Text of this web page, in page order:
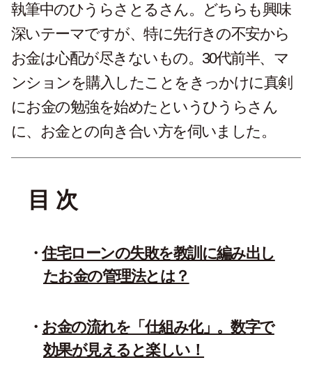
執筆中のひうらさとるさん。どちらも興味
深いテーマですが、特に先行きの不安から
お金は心配が尽きないもの。30代前半、マ
ンションを購入したことをきっかけに真剣
にお金の勉強を始めたというひうらさん
に、お金との向き合い方を伺いました。
目 次
住宅ローンの失敗を教訓に編み出し
たお金の管理法とは？
お金の流れを「仕組み化」。数字で
効果が見えると楽しい！